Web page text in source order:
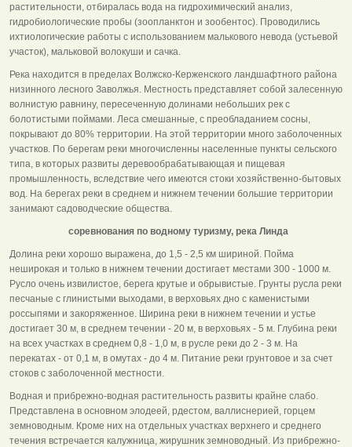
растительности, отбиралась вода на гидрохимический анализ,
гидробиологические пробы (зоопланктон и зообентос). Проводились
ихтиологические работы с использованием малькового невода (устьевой
участок), мальковой волокуши и сачка.
Река находится в пределах Волжско-Керженского ландшафтного района
низинного лесного Заволжья. Местность представляет собой залесенную
волнистую равнину, пересеченную долинами небольших рек с
болотистыми поймами. Леса смешанные, с преобладанием сосны,
покрывают до 80% территории. На этой территории много заболоченных
участков. По берегам реки многочисленны населенные пункты сельского
типа, в которых развиты деревообрабатывающая и пищевая
промышленность, вследствие чего имеются стоки хозяйственно-бытовых
вод. На берегах реки в среднем и нижнем течении большие территории
занимают садоводческие общества.
соревнования по водному туризму, река Линда
Долина реки хорошо выражена, до 1,5 - 2,5 км шириной. Пойма
неширокая и только в нижнем течении достигает местами 300 - 1000 м.
Русло очень извилистое, берега крутые и обрывистые. Грунты русла реки
песчаные с глинистыми выходами, в верховьях дно с каменистыми
россыпями и закоряженное. Ширина реки в нижнем течении и устье
достигает 30 м, в среднем течении - 20 м, в верховьях - 5 м. Глубина реки
на всех участках в среднем 0,8 - 1,0 м, в русле реки до 2 - 3 м. На
перекатах - от 0,1 м, в омутах - до 4 м. Питание реки грунтовое и за счет
стоков с заболоченной местности.
Водная и прибрежно-водная растительность развиты крайне слабо.
Представлена в основном элодеей, рдестом, валлиснерией, горцем
земноводным. Кроме них на отдельных участках верхнего и среднего
течения встречается калужница, жирушник земноводный. Из прибрежно-